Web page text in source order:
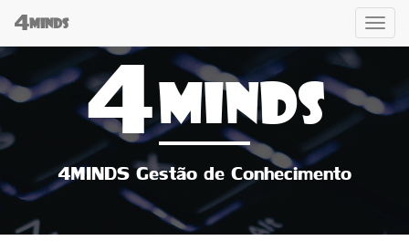
4MINDS 4MINDS
4MINDS Gestão de Conhecimento